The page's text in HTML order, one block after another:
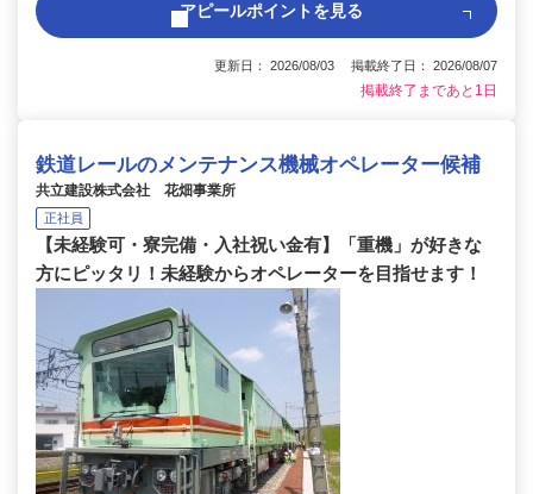
アピールポイントを見る
更新日： 2026/08/03 掲載終了日： 2026/08/07
掲載終了まであと1日
鉄道レールのメンテナンス機械オペレーター候補
共立建設株式会社 花畑事業所
正社員
【未経験可・寮完備・入社祝い金有】「重機」が好きな
方にピッタリ！未経験からオペレーターを目指せます！